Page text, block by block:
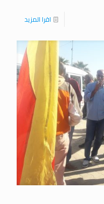
اقرا المزيد